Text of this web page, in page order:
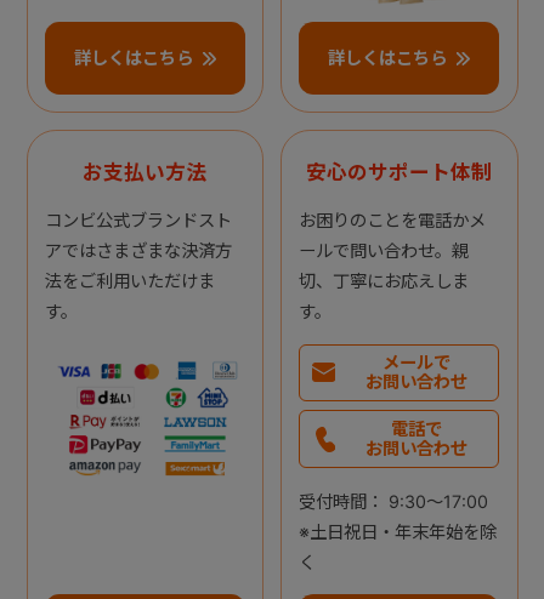
詳しくはこちら 詳しくはこちら
お支払い方法
コンビ公式ブランドスト
アではさまざまな決済方
法をご利用いただけま
す。
安心のサポート体制
お困りのことを電話かメ
ールで問い合わせ。親
切、丁寧にお応えしま
す。
メールで
お問い合わせ
電話で
お問い合わせ
受付時間： 9:30～17:00
※土日祝日・年末年始を除
く